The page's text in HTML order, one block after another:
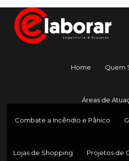
Home Quem
Áreas de
Combate a Incêndio e Pânico
Lojas de Shopping Projetos de